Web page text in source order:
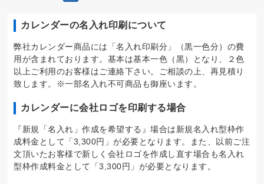
カレンダーの名入れ印刷について
弊社カレンダー商品には「名入れ印刷分」（黒一色分）の費
用が含まれております。基本は基本一色（黒）となり、２色
以上ご利用のお客様はご連絡下さい。ご相談の上、再見積り
致します。※一部名入れ不可商品も御座います。
カレンダーに会社ロゴを印刷する場合
『新規「名入れ」作成を希望する』場合は新規名入れ型枠作
成料金として「3,300円」が必要となります。また、以前ご注
文頂いたお客様で新しく会社ロゴを作成し直す場合も名入れ
型枠作成料金として「3,300円」が必要となります。